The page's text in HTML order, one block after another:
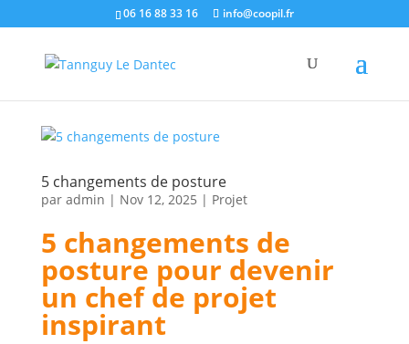
06 16 88 33 16 info@coopil.fr
5 changements de posture
par admin | Nov 12, 2025 | Projet
5 changements de
posture pour devenir
un chef de projet
inspirant